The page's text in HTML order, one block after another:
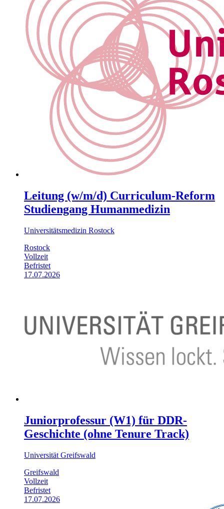
Leitung (w/m/d) Curriculum-Reform
Studiengang Humanmedizin
Universitätsmedizin Rostock
Rostock
Vollzeit
Befristet
17.07.2026
Juniorprofessur (W1) für DDR-
Geschichte (ohne Tenure Track)
Universität Greifswald
Greifswald
Vollzeit
Befristet
17.07.2026